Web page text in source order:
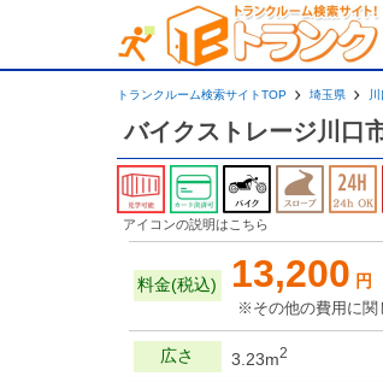
トランクルーム検索サイトTOP 埼玉県
バイクストレージ川口
アイコンの説明はこちら
料金(税込) 13,200 円
※その他の費用に関
広さ 3.23m2